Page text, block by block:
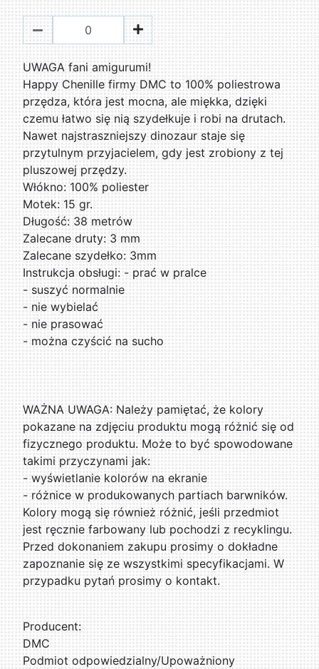
UWAGA fani amigurumi!
Happy Chenille firmy DMC to 100% poliestrowa
przędza, która jest mocna, ale miękka, dzięki
czemu łatwo się nią szydełkuje i robi na drutach.
Nawet najstraszniejszy dinozaur staje się
przytulnym przyjacielem, gdy jest zrobiony z tej
pluszowej przędzy.
Włókno: 100% poliester
Motek: 15 gr.
Długość: 38 metrów
Zalecane druty: 3 mm
Zalecane szydełko: 3mm
Instrukcja obsługi: - prać w pralce
- suszyć normalnie
- nie wybielać
- nie prasować
- można czyścić na sucho
WAŻNA UWAGA: Należy pamiętać, że kolory
pokazane na zdjęciu produktu mogą różnić się od
fizycznego produktu. Może to być spowodowane
takimi przyczynami jak:
- wyświetlanie kolorów na ekranie
- różnice w produkowanych partiach barwników.
Kolory mogą się również różnić, jeśli przedmiot
jest ręcznie farbowany lub pochodzi z recyklingu.
Przed dokonaniem zakupu prosimy o dokładne
zapoznanie się ze wszystkimi specyfikacjami. W
przypadku pytań prosimy o kontakt.
Producent:
DMC
Podmiot odpowiedzialny/Upoważniony